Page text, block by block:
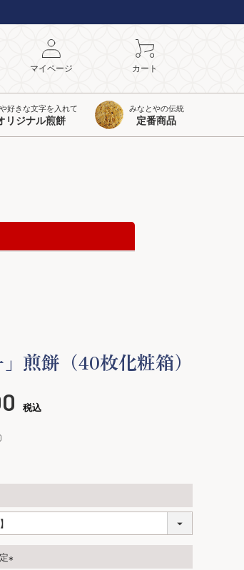
マイページ
カート
好きな文字を入れて
リジナル煎餅
みなとやの伝統
定番商品
」煎餅（40枚化粧箱）
税込